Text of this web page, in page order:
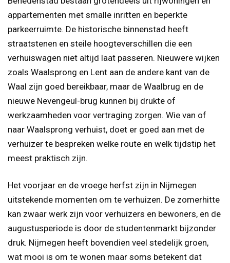
appartementen met smalle inritten en beperkte
parkeerruimte. De historische binnenstad heeft
straatstenen en steile hoogteverschillen die een
verhuiswagen niet altijd laat passeren. Nieuwere wijken
zoals Waalsprong en Lent aan de andere kant van de
Waal zijn goed bereikbaar, maar de Waalbrug en de
nieuwe Nevengeul-brug kunnen bij drukte of
werkzaamheden voor vertraging zorgen. Wie van of
naar Waalsprong verhuist, doet er goed aan met de
verhuizer te bespreken welke route en welk tijdstip het
meest praktisch zijn.
Het voorjaar en de vroege herfst zijn in Nijmegen
uitstekende momenten om te verhuizen. De zomerhitte
kan zwaar werk zijn voor verhuizers en bewoners, en de
augustusperiode is door de studentenmarkt bijzonder
druk. Nijmegen heeft bovendien veel stedelijk groen,
wat mooi is om te wonen maar soms betekent dat